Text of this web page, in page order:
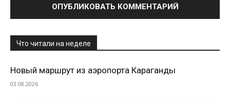
Что читали на неделе
Новый маршрут из аэропорта Караганды
03.08.2026